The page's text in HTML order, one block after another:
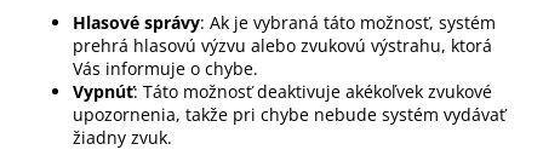
Hlasové správy: Ak je vybraná táto možnosť, systém
prehrá hlasovú výzvu alebo zvukovú výstrahu, ktorá
Vás informuje o chybe.
Vypnúť: Táto možnosť deaktivuje akékoľvek zvukové
upozornenia, takže pri chybe nebude systém vydávať
žiadny zvuk.